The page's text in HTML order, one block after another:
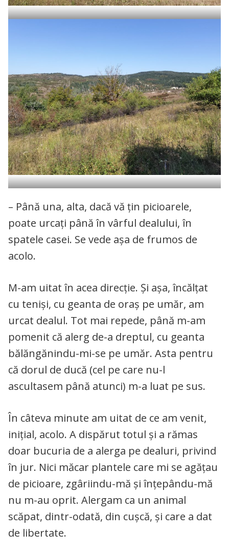
– Până una, alta, dacă vă țin picioarele,
poate urcați până în vârful dealului, în
spatele casei. Se vede așa de frumos de
acolo.
M-am uitat în acea direcție. Și așa, încălțat
cu teniși, cu geanta de oraș pe umăr, am
urcat dealul. Tot mai repede, până m-am
pomenit că alerg de-a dreptul, cu geanta
bălăngănindu-mi-se pe umăr. Asta pentru
că dorul de ducă (cel pe care nu-l
ascultasem până atunci) m-a luat pe sus.
În câteva minute am uitat de ce am venit,
inițial, acolo. A dispărut totul și a rămas
doar bucuria de a alerga pe dealuri, privind
în jur. Nici măcar plantele care mi se agățau
de picioare, zgâriindu-mă și înțepându-mă
nu m-au oprit. Alergam ca un animal
scăpat, dintr-odată, din cușcă, și care a dat
de libertate.